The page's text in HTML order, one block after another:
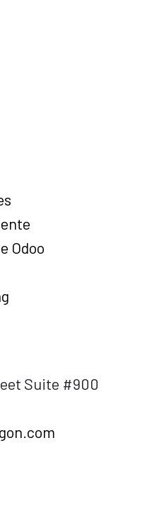
Odoo
Suite #900